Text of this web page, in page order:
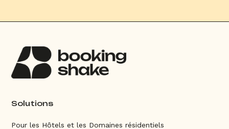
Solutions
Pour les Hôtels et les Domaines résidentiels